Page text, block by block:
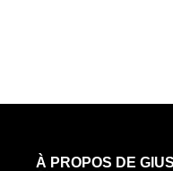
À PROPOS DE